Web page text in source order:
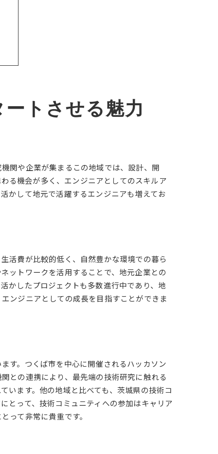
トさせる魅力
関や企業が集まるこの地域では、設計、開
る機会が多く、エンジニアとしてのスキルア
かして地元で活躍するエンジニアも増えてお
活費が比較的低く、自然豊かな環境での暮ら
ットワークを活用することで、地元企業との
かしたプロジェクトも多数進行中であり、地
ンジニアとしての成長を目指すことができま
す。つくば市を中心に開催されるハッカソン
との連携により、最先端の技術研究に触れる
います。他の地域と比べても、茨城県の技術コ
とって、技術コミュニティへの参加はキャリア
って非常に貴重です。